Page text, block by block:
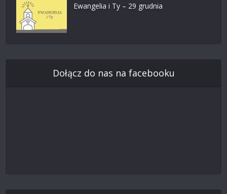
Ewangelia i Ty – 29 grudnia
Dołącz do nas na facebooku